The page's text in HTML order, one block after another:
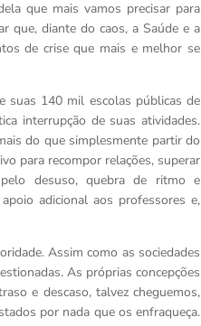
que mais vamos precisar para
que, diante do caos, a Saúde e a
de crise que mais e melhor se
suas 140 mil escolas públicas de
interrupção de suas atividades.
do que simplesmente partir do
para recompor relações, superar
pelo desuso, quebra de ritmo e
adicional aos professores e,
Assim como as sociedades
As próprias concepções
e descaso, talvez cheguemos,
por nada que os enfraqueça.